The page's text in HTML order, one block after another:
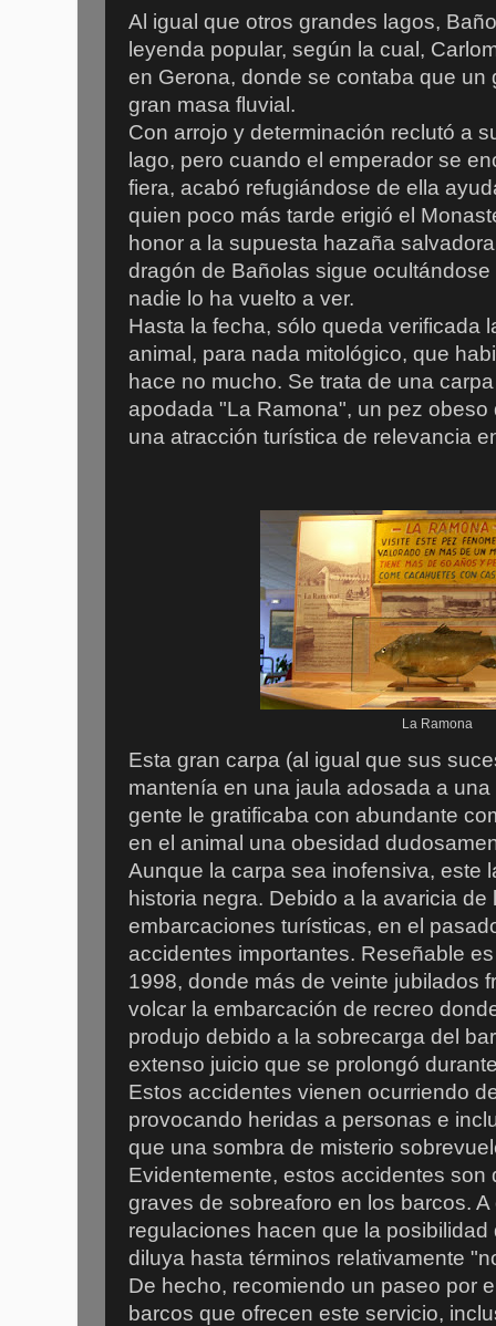
Al igual que otros grandes lagos,
leyenda popular, según la cual,
en Gerona, donde se contaba que un
gran masa fluvial.
Con arrojo y determinación reclutó a
lago, pero cuando el emperador se
fiera, acabó refugiándose de ella
quien poco más tarde erigió el
honor a la supuesta hazaña
dragón de Bañolas sigue
nadie lo ha vuelto a ver.
Hasta la fecha, sólo queda verificada
animal, para nada mitológico, que
hace no mucho. Se trata de una
apodada "La Ramona", un pez
una atracción turística de relevancia
La Ramona
Esta gran carpa (al igual que sus
mantenía en una jaula adosada a
gente le gratificaba con abundante
en el animal una obesidad
Aunque la carpa sea inofensiva, este
historia negra. Debido a la avaricia
embarcaciones turísticas, en el
accidentes importantes. Reseñable
1998, donde más de veinte jubilados
volcar la embarcación de recreo
produjo debido a la sobrecarga del
extenso juicio que se prolongó
Estos accidentes vienen ocurriendo
provocando heridas a personas e
que una sombra de misterio
Evidentemente, estos accidentes son
graves de sobreaforo en los barcos.
regulaciones hacen que la
diluya hasta términos relativamente
De hecho, recomiendo un paseo por
barcos que ofrecen este servicio,